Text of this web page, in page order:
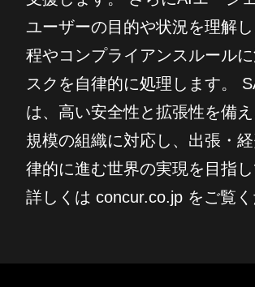
ユーザーの目的や状況を理解
程やコンプライアンスルール
スクを自律的に処理します。
は、高い安全性と拡張性を備
規模の組織に対応し、出張・
律的に進む世界の実現を目指し
詳しくは concur.co.jp をご覧く